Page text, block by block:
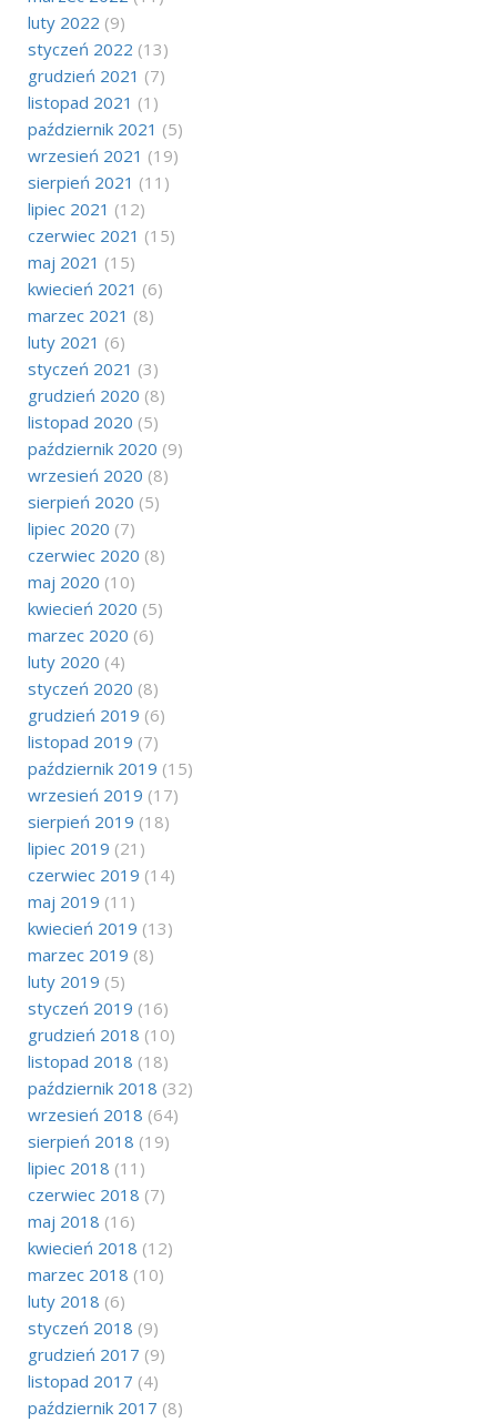
luty 2022 (9)
styczeń 2022 (13)
grudzień 2021 (7)
listopad 2021 (1)
październik 2021 (5)
wrzesień 2021 (19)
sierpień 2021 (11)
lipiec 2021 (12)
czerwiec 2021 (15)
maj 2021 (15)
kwiecień 2021 (6)
marzec 2021 (8)
luty 2021 (6)
styczeń 2021 (3)
grudzień 2020 (8)
listopad 2020 (5)
październik 2020 (9)
wrzesień 2020 (8)
sierpień 2020 (5)
lipiec 2020 (7)
czerwiec 2020 (8)
maj 2020 (10)
kwiecień 2020 (5)
marzec 2020 (6)
luty 2020 (4)
styczeń 2020 (8)
grudzień 2019 (6)
listopad 2019 (7)
październik 2019 (15)
wrzesień 2019 (17)
sierpień 2019 (18)
lipiec 2019 (21)
czerwiec 2019 (14)
maj 2019 (11)
kwiecień 2019 (13)
marzec 2019 (8)
luty 2019 (5)
styczeń 2019 (16)
grudzień 2018 (10)
listopad 2018 (18)
październik 2018 (32)
wrzesień 2018 (64)
sierpień 2018 (19)
lipiec 2018 (11)
czerwiec 2018 (7)
maj 2018 (16)
kwiecień 2018 (12)
marzec 2018 (10)
luty 2018 (6)
styczeń 2018 (9)
grudzień 2017 (9)
listopad 2017 (4)
październik 2017 (8)